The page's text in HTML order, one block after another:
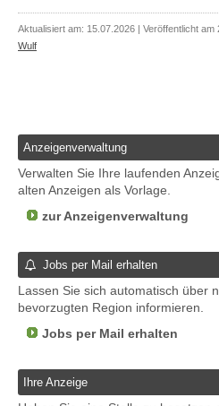
Aktualisiert am: 15.07.2026 | Veröffentlicht am
Wulf
Anzeigenverwaltung
Verwalten Sie Ihre laufenden
alten Anzeigen als Vorlage.
zur Anzeigenverwaltung
Jobs per Mail erhalten
Lassen Sie sich automatisch über
bevorzugten Region informieren.
Jobs per Mail erhalten
Ihre Anzeige